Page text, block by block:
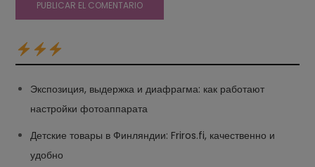
Экспозиция, выдержка и диафрагма: как работают
настройки фотоаппарата
Детские товары в Финляндии: Friros.fi, качественно и
удобно